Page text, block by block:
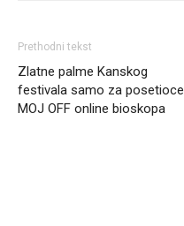
Prethodni tekst
Zlatne palme Kanskog
festivala samo za posetioce
MOJ OFF online bioskopa